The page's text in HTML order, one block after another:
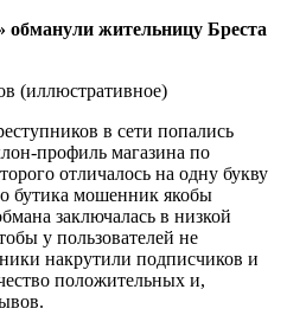
(иллюстративное)
в сети попались
профиль магазина по
отличалось на одну букву
бутика мошенник якобы
заключалась в низкой
у пользователей не
накрутили подписчиков и
положительных и,